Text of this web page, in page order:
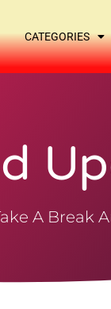
CATEGORIES
A Break